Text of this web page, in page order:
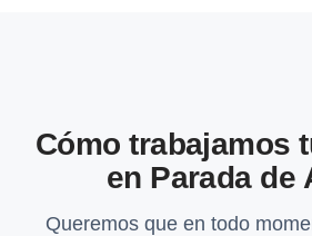
Cómo trabajamos
en Parada de
Queremos que en todo